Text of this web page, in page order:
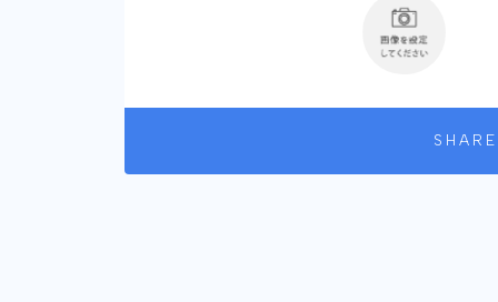
SHARE